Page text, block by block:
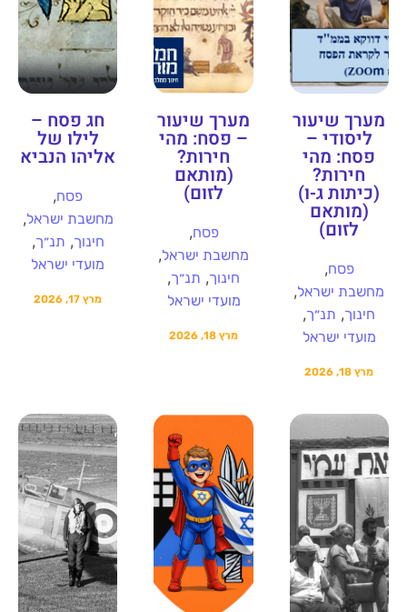
מערך שיעור
ליסודי –
פסח: מהי
חירות?
(כיתות ג-ו)
(מותאם
לזום)
פסח,
מחשבת ישראל,
חינוך, תנ״ך,
מועדי ישראל
מרץ 18, 2026
מערך שיעור
– פסח: מהי
חירות?
(מותאם
לזום)
פסח,
מחשבת ישראל,
חינוך, תנ״ך,
מועדי ישראל
מרץ 18, 2026
חג פסח –
לילו של
אליהו הנביא
פסח,
מחשבת ישראל,
חינוך, תנ״ך,
מועדי ישראל
מרץ 17, 2026